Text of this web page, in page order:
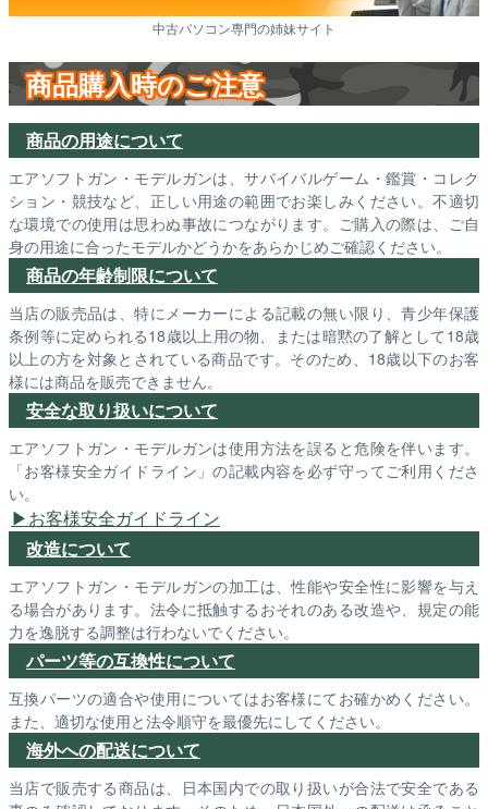
中古パソコン専門の姉妹サイト
商品購入時のご注意
商品の用途について
エアソフトガン・モデルガンは、サバイバルゲーム・鑑賞・コレク
ション・競技など、正しい用途の範囲でお楽しみください。不適切
な環境での使用は思わぬ事故につながります。ご購入の際は、ご自
身の用途に合ったモデルかどうかをあらかじめご確認ください。
商品の年齢制限について
当店の販売品は、特にメーカーによる記載の無い限り、青少年保護
条例等に定められる18歳以上用の物、または暗黙の了解として18歳
以上の方を対象とされている商品です。そのため、18歳以下のお客
様には商品を販売できません。
安全な取り扱いについて
エアソフトガン・モデルガンは使用方法を誤ると危険を伴います。
「お客様安全ガイドライン」の記載内容を必ず守ってご利用くださ
い。
お客様安全ガイドライン
改造について
エアソフトガン・モデルガンの加工は、性能や安全性に影響を与え
る場合があります。法令に抵触するおそれのある改造や、規定の能
力を逸脱する調整は行わないでください。
パーツ等の互換性について
互換パーツの適合や使用についてはお客様にてお確かめください。
また、適切な使用と法令順守を最優先にしてください。
海外への配送について
当店で販売する商品は、日本国内での取り扱いが合法で安全である